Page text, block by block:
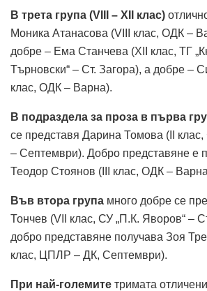
В трета група (VIII – XII клас)
Моника Атанасова (VIII клас, ОДК –
добре – Ема Станчева (XII клас, ТГ
Търновски“ – Ст. Загора), а добре –
клас, ОДК – Варна).
В подраздела за проза в първа
се представя Дарина Томова (II клас,
– Септември). Добро представяне е
Теодор Стоянов (III клас, ОДК –
Във втора група много добре се
Тончев (VII клас, СУ „П.К. Яворов“ –
добро представяне получава Зоя
клас, ЦПЛР – ДК, Септември).
При най-големите тримата